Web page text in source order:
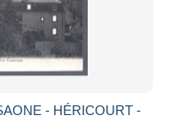
- HÉRICOURT -